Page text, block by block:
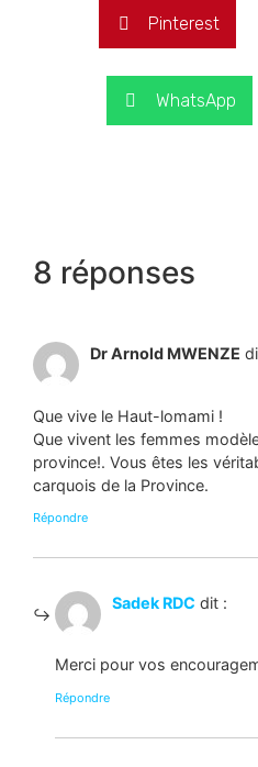
Pinterest
WhatsApp
8 réponses
Dr Arnold MWENZE
Que vive le Haut-lomami !
Que vivent les femmes
province!. Vous êtes les
carquois de la Province.
Répondre
Sadek RDC dit :
Merci pour vos
Répondre